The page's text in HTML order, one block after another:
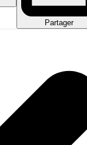
Partager